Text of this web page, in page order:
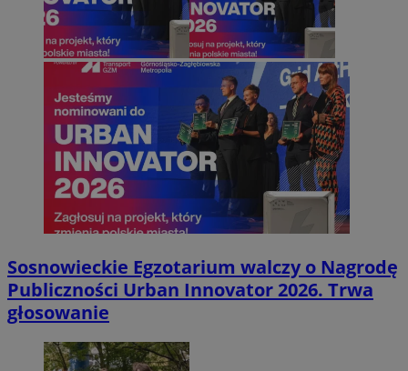
Sosnowieckie Egzotarium walczy o Nagrodę
Publiczności Urban Innovator 2026. Trwa
głosowanie